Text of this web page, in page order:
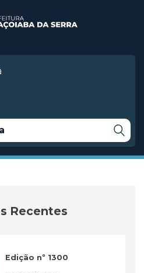
Recentes
Edição nº 1300